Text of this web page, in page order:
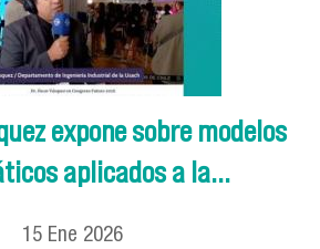
expone sobre modelos
aplicados a la...
15 Ene 2026